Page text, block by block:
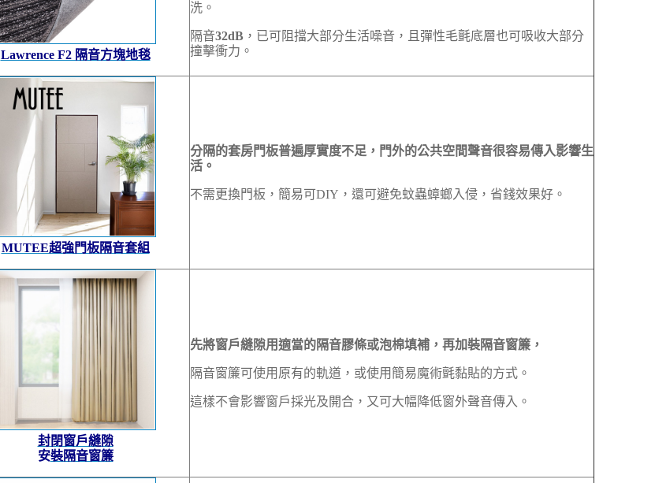
Lawrence F2 隔音方塊地毯
洗。
隔音32dB ，已可阻擋大部分生活噪音，且彈性毛氈底層也可吸收大部分
撞擊衝力。
MUTEE超強門板隔音套組
分隔的套房門板普遍厚實度不足，門外的公共空間聲音很容易傳入影響生
活。
不需更換門板，簡易可DIY，還可避免蚊蟲蟑螂入侵，省錢效果好。
封閉窗戶縫隙
安裝隔音窗簾
先將窗戶縫隙用適當的隔音膠條或泡棉填補，再加裝隔音窗簾，
隔音窗簾可使用原有的軌道，或使用簡易魔術氈黏貼的方式。
這樣不會影響窗戶採光及開合，又可大幅降低窗外聲音傳入。